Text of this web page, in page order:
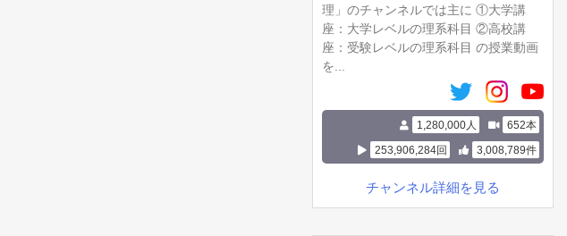
理」のチャンネルでは主に ①大学講
座：大学レベルの理系科目 ②高校講
座：受験レベルの理系科目 の授業動画
を...
1,280,000人
652本
253,906,284回
3,008,789件
チャンネル詳細を見る